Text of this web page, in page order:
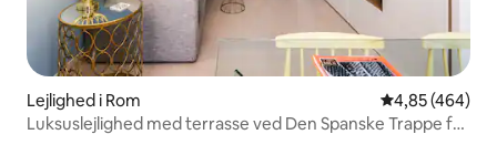
Lejlighed i Rom 4,85 ud af 5 i
4,85 (464)
Luksuslejlighed med terrasse ved Den Spanske Trappe fra